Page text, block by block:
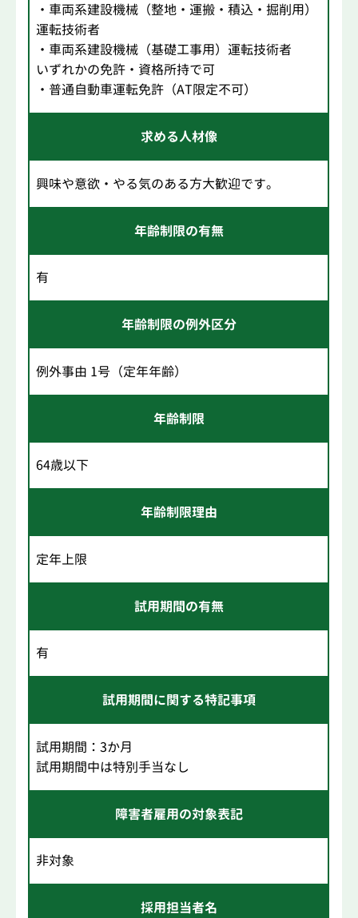
・車両系建設機械（整地・運搬・積込・掘削用）
運転技術者
・車両系建設機械（基礎工事用）運転技術者
いずれかの免許・資格所持で可
・普通自動車運転免許（AT限定不可）
求める人材像
興味や意欲・やる気のある方大歓迎です。
年齢制限の有無
有
年齢制限の例外区分
例外事由 1号（定年年齢）
年齢制限
64歳以下
年齢制限理由
定年上限
試用期間の有無
有
試用期間に関する特記事項
試用期間：3か月
試用期間中は特別手当なし
障害者雇用の対象表記
非対象
採用担当者名